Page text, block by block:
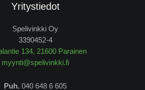
Yritystiedot
Spelivinkki Oy
3390452-4
134, 21600 Parainen
myynti@spelivinkki.fi
Puh. 040 648 6 605